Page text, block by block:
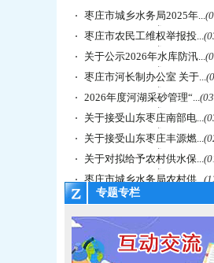
枣庄市城乡水务局2025年...
枣庄市农民工维权举报投...
关于公示2026年水库防汛...
枣庄市河长制办公室 关于...
2026年度河湖采砂管理“...
关于接受山东枣庄南部电...
关于接受山东枣庄丰源燃...
关于对拟给予农村供水保...
枣庄市城乡水务局农村供...
专题专栏